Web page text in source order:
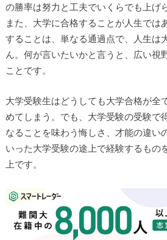
の勝率は努力と工夫でいくらでも上げ
また、大学に合格することが人生では
することは、単なる通過点で、人生は
ん。何が言いたいかと言うと、広い視
ことです。
大学受験生はどうしても大学合格が全
めてしまう。でも、大学受験の受験で
なることを味わう悔しさ、才能の違い
いった大学受験の途上で経験するもの
上です。